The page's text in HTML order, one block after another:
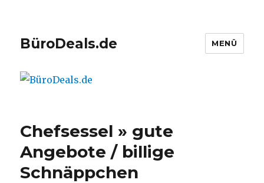
BüroDeals.de MENÜ
Chefsessel » gute
Angebote / billige
Schnäppchen